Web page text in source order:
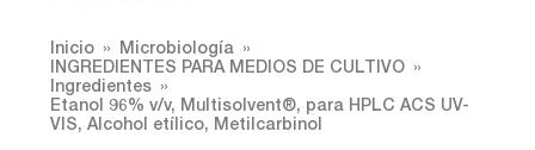
Inicio
Microbiología
INGREDIENTES PARA MEDIOS DE CULTIVO
Ingredientes
Etanol 96% v/v, Multisolvent®, para HPLC ACS UV-
VIS, Alcohol etílico, Metilcarbinol